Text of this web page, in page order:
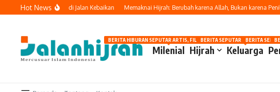
Lewati ke konten
Hot News
Menguatkan Langkah di Jalan Kebaikan Memaknai Hijrah: Berubah karena Allah, Bukan karena
Milenial
BERITA HIBURAN SEPUTAR ARTIS, FILM, DAN GOSIP
Hijrah Keluarga
BERITA SEPUTAR OTOMOTIF
BERITA